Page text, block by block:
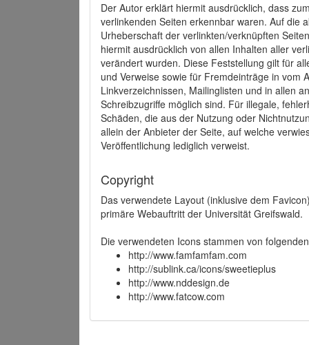
Der Autor erklärt hiermit ausdrücklich, dass
verlinkenden Seiten erkennbar waren. Auf die
Urheberschaft der verlinkten/verknüpften
hiermit ausdrücklich von allen Inhalten aller
verändert wurden. Diese Feststellung gilt für
und Verweise sowie für Fremdeinträge in vom
Linkverzeichnissen, Mailinglisten und in allen
Schreibzugriffe möglich sind. Für illegale,
Schäden, die aus der Nutzung oder
allein der Anbieter der Seite, auf welche
Veröffentlichung lediglich verweist.
Copyright
Das verwendete Layout (inklusive dem
primäre Webauftritt der Universität Greifswald.
Die verwendeten Icons stammen von
http://www.famfamfam.com
http://sublink.ca/icons/sweetieplus
http://www.nddesign.de
http://www.fatcow.com